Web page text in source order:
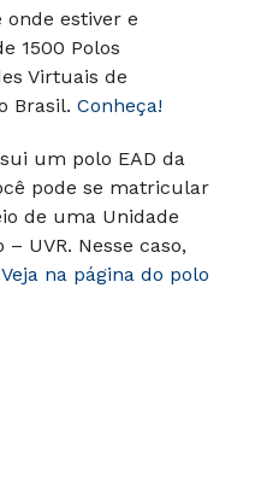
estiver e
1500 Polos
Virtuais de
Brasil. Conheça!
um polo EAD da
pode se matricular
de uma Unidade
UVR. Nesse caso,
Veja na página do polo